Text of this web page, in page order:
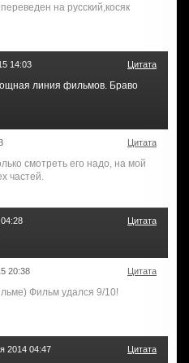
на русский,косяк
14:03 Цитата
линия фильмов. Браво
Цитата
смотреть его надо, на мой
частей.
Цитата
20:38 Цитата
Фильм удался 9/10!
2014 04:47 Цитата